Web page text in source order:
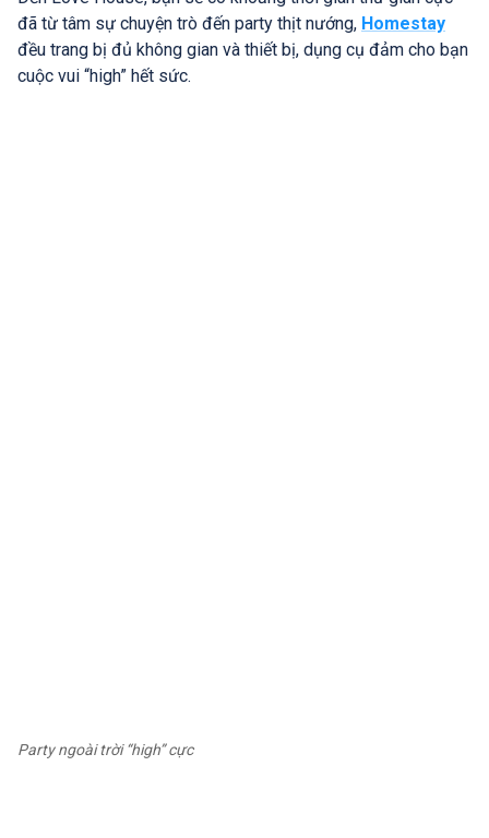
đã từ tâm sự chuyện trò đến party thịt nướng, Homestay
đều trang bị đủ không gian và thiết bị, dụng cụ đảm cho bạn
cuộc vui “high” hết sức.
Party ngoài trời “high” cực